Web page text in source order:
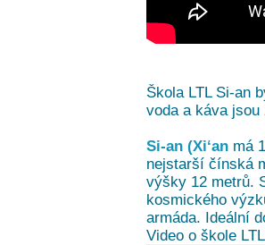
Škola LTL Si-an
voda a káva jsou
Si-an (Xi‘anmá
nejstarší čínská
výšky 12 metrů.
kosmického
armáda. Ideální
Video o škole